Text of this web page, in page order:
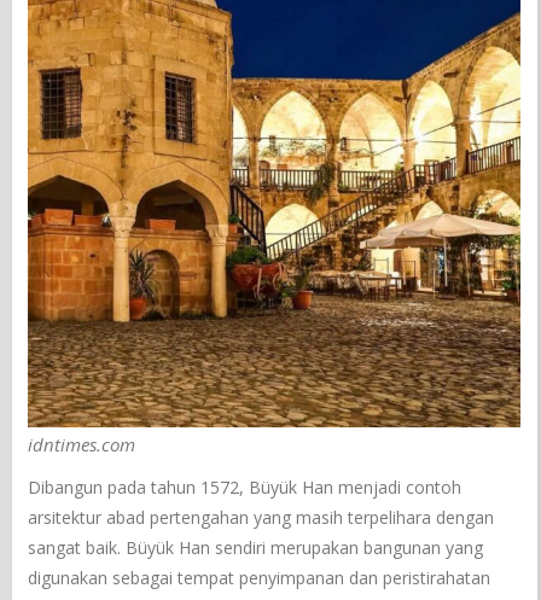
idntimes.com
Dibangun pada tahun 1572, Büyük Han menjadi contoh
arsitektur abad pertengahan yang masih terpelihara dengan
sangat baik. Büyük Han sendiri merupakan bangunan yang
digunakan sebagai tempat penyimpanan dan peristirahatan